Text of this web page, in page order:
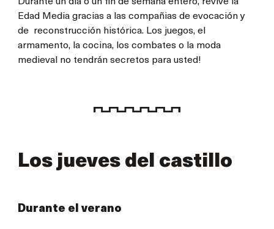
Durante un día o un fin de semana entero, revive la
Edad Media gracias a las compañias de evocación y
de reconstrucción histórica. Los juegos, el
armamento, la cocina, los combates o la moda
medieval no tendrán secretos para usted!
Los jueves del castillo
Durante el verano